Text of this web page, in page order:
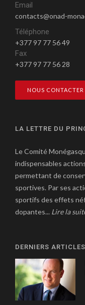
Email
contacts@onad-
Téléphone
+377 97 77 56 49
Fax
+377 97 77 56 28
NOUS CONTACTER
LA LETTRE DU
Le Comité
indispensables
permettant de
sportives. Par ses
sportifs des effets
dopantes... Lire la
DERNIERS ARTICLES